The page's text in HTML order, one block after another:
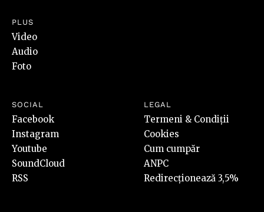
PLUS
Video
Audio
Foto
SOCIAL
Facebook
Instagram
Youtube
SoundCloud
RSS
LEGAL
Termeni & Condiții
Cookies
Cum cumpăr
ANPC
Redirecționează 3,5%